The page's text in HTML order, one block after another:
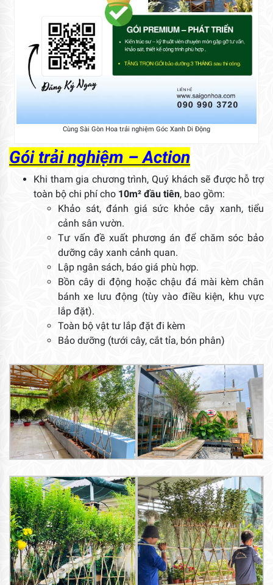
Cùng Sài Gòn Hoa trải nghiệm Góc Xanh Di Động
Gói trải nghiệm – Action
Khi tham gia chương trình, Quý khách sẽ được hỗ trợ
toàn bộ chi phí cho 10m² đầu tiên, bao gồm:
Khảo sát, đánh giá sức khỏe cây xanh, tiểu
cảnh sân vườn.
Tư vấn đề xuất phương án để chăm sóc bảo
dưỡng cây xanh cảnh quan.
Lập ngân sách, báo giá phù hợp.
Bồn cây di động hoặc chậu đá mài kèm chân
bánh xe lưu động (tùy vào điều kiện, khu vực
lắp đặt).
Toàn bộ vật tư lắp đặt đi kèm
Bảo dưỡng (tưới cây, cắt tỉa, bón phân)